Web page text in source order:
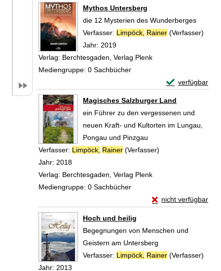
Mythos Untersberg
die 12 Mysterien des Wunderberges
Verfasser: Limpöck, Rainer (Verfasser)
Jahr: 2019
Verlag: Berchtesgaden, Verlag Plenk
Mediengruppe: 0 Sachbücher
verfügbar
Exemplar-
Magisches Salzburger Land
ein Führer zu den vergessenen und
neuen Kraft- und Kultorten im Lungau,
Pongau und Pinzgau
Verfasser: Limpöck, Rainer (Verfasser)
Jahr: 2018
Verlag: Berchtesgaden, Verlag Plenk
Mediengruppe: 0 Sachbücher
nicht verfügbar
Exemplar-Details
Hoch und heilig
Begegnungen von Menschen und
Geistern am Untersberg
Verfasser: Limpöck, Rainer (Verfasser)
Jahr: 2013